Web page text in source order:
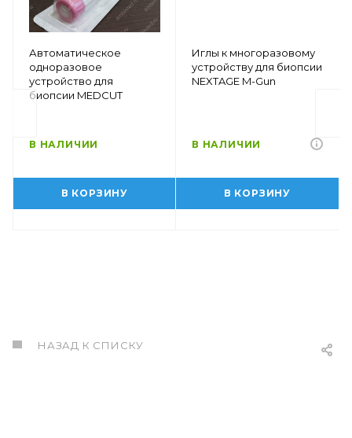
Автоматическое
одноразовое
устройство для
биопсии MEDCUT
В НАЛИЧИИ
В КОРЗИНУ
Иглы к многоразовому
устройству для биопсии
NEXTAGE M-Gun
В НАЛИЧИИ
В КОРЗИНУ
НАЗАД К СПИСКУ